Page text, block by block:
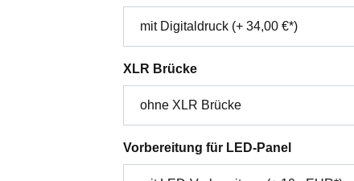
XLR Brückeauswählen
Vorbereitung für LED-Panelauswählen